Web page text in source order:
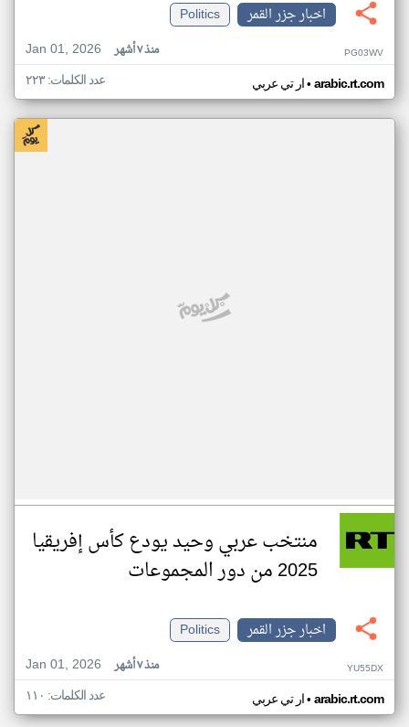
اخبار جزر القمر
Politics
Jan 01, 2026
منذ ٧ أشهر PG03WV
ار تي عربي• arabic.rt.com عدد الكلمات: ٢٢٣
منتخب عربي وحيد يودع كأس إفريقيا
2025 من دور المجموعات
اخبار جزر القمر
Politics
Jan 01, 2026
منذ ٧ أشهر YU55DX
ار تي عربي• arabic.rt.com عدد الكلمات: ١١٠